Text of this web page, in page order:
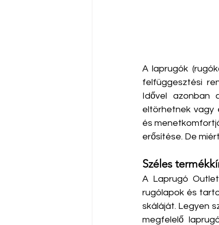
A laprugók
felfüggesztési
Idővel azonban
eltörhetnek vagy
és
erősítése. De
Széles
A Laprugó
rugólapok és
skáláját. Legyen
megfelelő